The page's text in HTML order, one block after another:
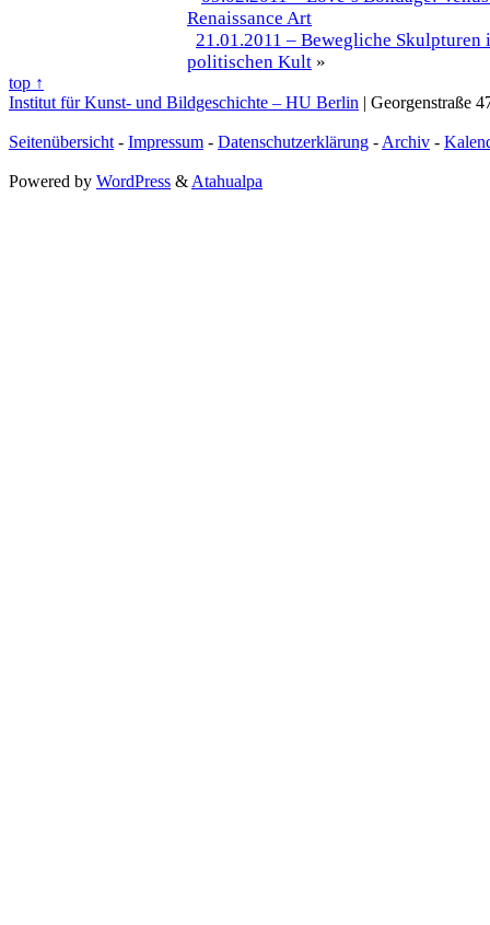
Renaissance Art
21.01.2011 – Bewegliche Skulpturen
politischen Kult »
top ↑
Institut für Kunst- und Bildgeschichte – HU Berlin | Georgenstraße
Seitenübersicht - Impressum - Datenschutzerklärung - Archiv -
Powered by WordPress & Atahualpa